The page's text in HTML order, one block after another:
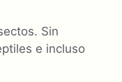
Sin
e incluso